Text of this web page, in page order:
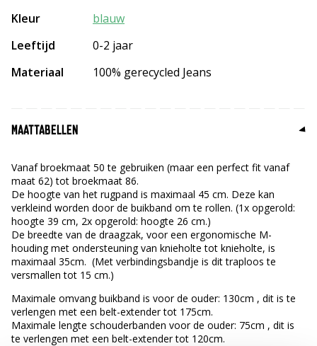
Kleur
blauw
Leeftijd
0-2 jaar
Materiaal
100% gerecycled Jeans
MAATTABELLEN
Vanaf broekmaat 50 te gebruiken (maar een perfect fit vanaf
maat 62) tot broekmaat 86.
De hoogte van het rugpand is maximaal 45 cm. Deze kan
verkleind worden door de buikband om te rollen. (1x opgerold:
hoogte 39 cm, 2x opgerold: hoogte 26 cm.)
De breedte van de draagzak, voor een ergonomische M-
houding met ondersteuning van knieholte tot knieholte, is
maximaal 35cm. (Met verbindingsbandje is dit traploos te
versmallen tot 15 cm.)
Maximale omvang buikband is voor de ouder: 130cm , dit is te
verlengen met een belt-extender tot 175cm.
Maximale lengte schouderbanden voor de ouder: 75cm , dit is
te verlengen met een belt-extender tot 120cm.